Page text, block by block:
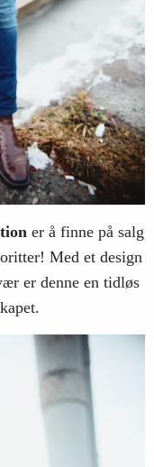
er å finne på salg
Med et design
er denne en tidløs